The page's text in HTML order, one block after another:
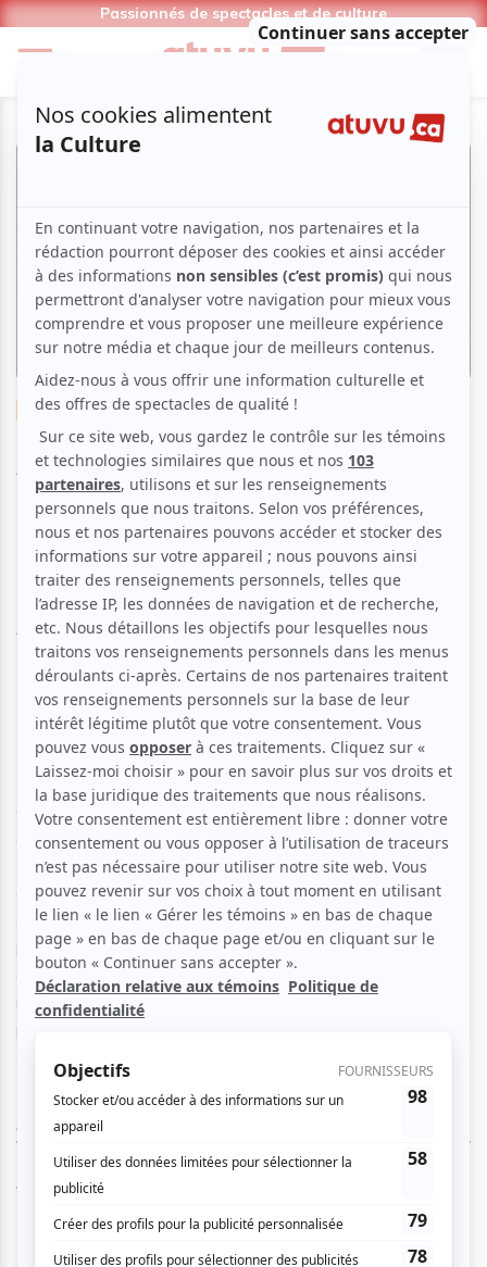
Passionnés de spectacles et de culture
Musique Musique du monde
Adil Smaâli & Elements Of
Baraka - Festival Nuits
d'Afrique 2026
Aucune offre promotionnelle
disponible
Soyez les premiers avisés dès qu'il y aura une offre promo
pour Adil Smaâli & Elements Of Baraka - Festival Nuits
d'Afrique 2026:INSCRIVEZ-VOUS
On n’assiste pas au concert: on y entre. Véritable
expérience de transe où le rituel rencontre l’underground,
Elements of Baraka hypnotise en entrelaçant le chant
gnawa, le guembri et le martèlement métallique des krakeb
aux textures saturées du dub et de la psytrance. Basses
profondes, percussions tribales et voix incantatoires
ouvrent une brèche vers un espace-temps reconfiguré,
mouvant, complexe et intense. Un voyage exploratoire qui
AUCUN COMMENTAIRE
Vous devez être connecté pour
donner un avis.